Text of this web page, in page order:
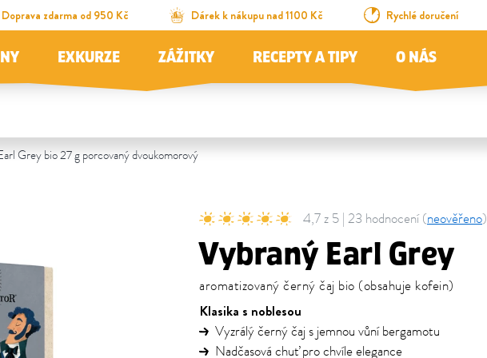
Doprava zdarma od 950 Kč Dárek k nákupu nad 1100 Kč Rychlé doručení
EXKURZE ZÁŽITKY RECEPTY A TIPY O NÁS
Grey bio 27 g porcovaný dvoukomorový
4,7 z 5 | 23 hodnocení (neověřeno)
Vybraný Earl Grey
aromatizovaný černý čaj bio (obsahuje kofein)
Klasika s noblesou
Vyzrálý černý čaj s jemnou vůní bergamotu
Nadčasová chuť pro chvíle elegance